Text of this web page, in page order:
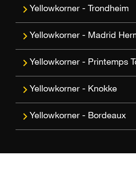
Trondheim
Madrid
Printemps
Knokke
Bordeaux